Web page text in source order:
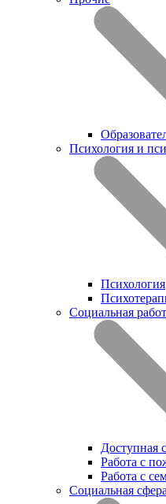
Психология и
Психология
Социальная
Доступная
Работа с
Работа с
Социальная сфера